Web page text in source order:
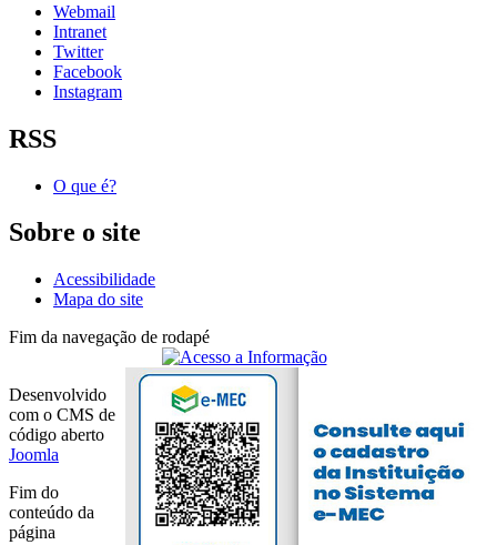
Webmail
Intranet
Twitter
Facebook
Instagram
RSS
O que é?
Sobre o site
Acessibilidade
Mapa do site
Fim da navegação de rodapé
Desenvolvido
com o CMS de
código aberto
Joomla
Fim do
conteúdo da
página